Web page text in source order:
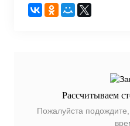
Рассчитываем
Пожалуйста